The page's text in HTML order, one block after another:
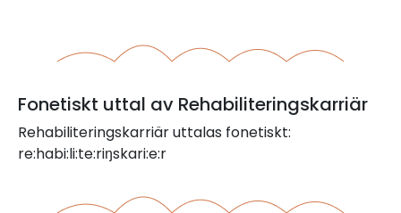
Fonetiskt uttal av Rehabiliteringskarriär
Rehabiliteringskarriär uttalas fonetiskt:
re:habi:li:te:riŋskari:e:r